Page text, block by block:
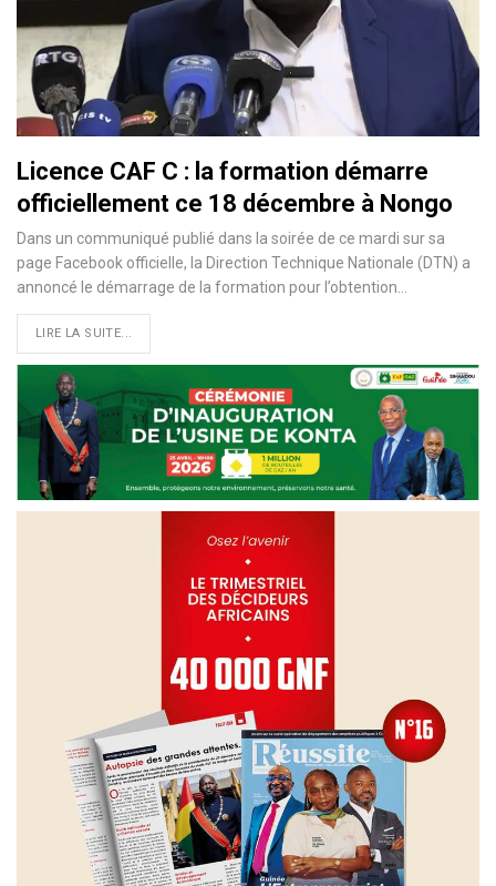
Licence CAF C : la formation démarre
officiellement ce 18 décembre à Nongo
Dans un communiqué publié dans la soirée de ce mardi sur sa
page Facebook officielle, la Direction Technique Nationale (DTN) a
annoncé le démarrage de la formation pour l’obtention…
LIRE LA SUITE...